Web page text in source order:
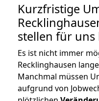
Kurzfristige
stellen für
Es ist nicht immer
Recklinghausen
Manchmal müssen
aufgrund von